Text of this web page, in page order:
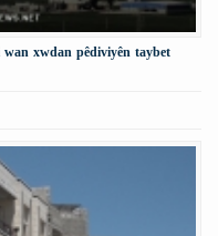
xwdan pêdiviyên taybet